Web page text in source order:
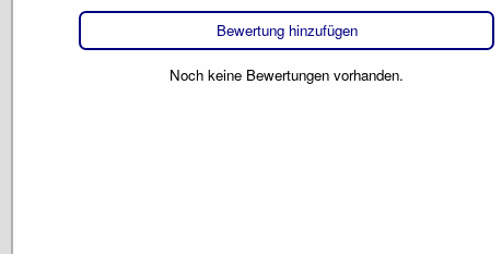
Bewertung hinzufügen
Noch keine Bewertungen vorhanden.